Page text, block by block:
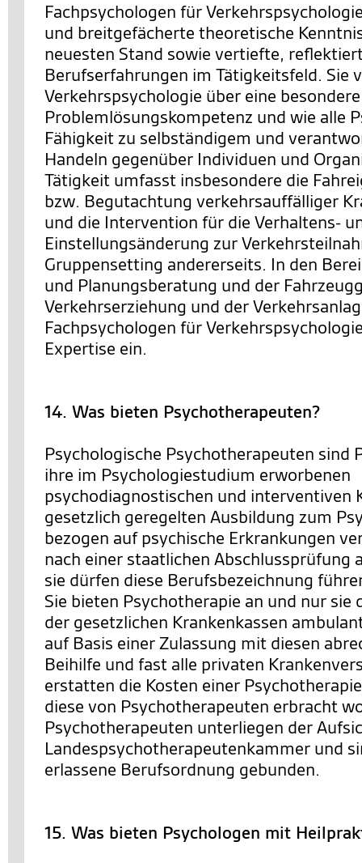
Fachpsychologen für
und breitgefächerte theoretische
neuesten Stand sowie vertiefte,
Berufserfahrungen im Tätigkeitsfeld. Sie
Verkehrspsychologie über eine besondere
Problemlösungskompetenz und wie alle
Fähigkeit zu selbständigem und
Handeln gegenüber Individuen und
Tätigkeit umfasst insbesondere die
bzw. Begutachtung verkehrsauffälliger
und die Intervention für die Verhaltens-
Einstellungsänderung zur
Gruppensetting andererseits. In den
und Planungsberatung und der
Verkehrserziehung und der
Fachpsychologen für
Expertise ein.
14. Was bieten Psychotherapeuten?
Psychologische Psychotherapeuten sind
ihre im Psychologiestudium erworbenen
psychodiagnostischen und interventiven
gesetzlich geregelten Ausbildung zum
bezogen auf psychische Erkrankungen
nach einer staatlichen Abschlussprüfung
sie dürfen diese Berufsbezeichnung
Sie bieten Psychotherapie an und nur sie
der gesetzlichen Krankenkassen
auf Basis einer Zulassung mit diesen
Beihilfe und fast alle privaten
erstatten die Kosten einer
diese von Psychotherapeuten erbracht
Psychotherapeuten unterliegen der
Landespsychotherapeutenkammer und
erlassene Berufsordnung gebunden.
15. Was bieten Psychologen mit